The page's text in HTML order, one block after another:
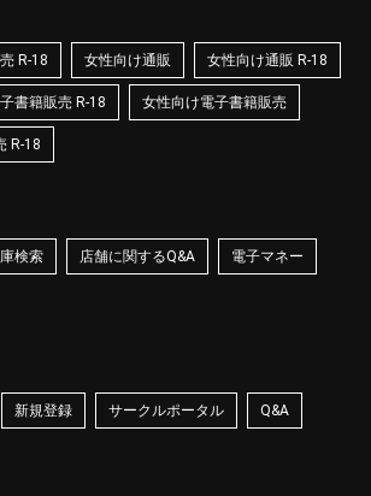
R-18 女性向け通販 女性向け通販 R-18
書籍販売 R-18 女性向け電子書籍販売
R-18
検索 店舗に関するQ&A 電子マネー
新規登録 サークルポータル Q&A